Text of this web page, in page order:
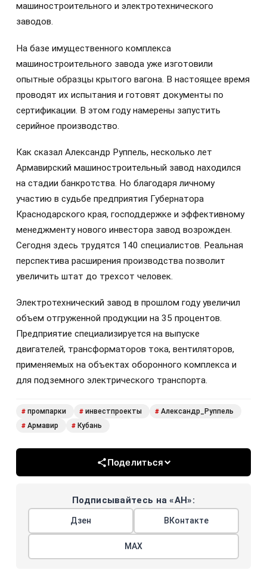
машиностроительного и электротехнического
заводов.
На базе имущественного комплекса
машиностроительного завода уже изготовили
опытные образцы крытого вагона. В настоящее время
проводят их испытания и готовят документы по
сертификации. В этом году намерены запустить
серийное производство.
Как сказал Александр Руппель, несколько лет
Армавирский машиностроительный завод находился
на стадии банкротства. Но благодаря личному
участию в судьбе предприятия Губернатора
Краснодарского края, господдержке и эффективному
менеджменту нового инвестора завод возрожден.
Сегодня здесь трудятся 140 специалистов. Реальная
перспектива расширения производства позволит
увеличить штат до трехсот человек.
Электротехнический завод в прошлом году увеличил
объем отгруженной продукции на 35 процентов.
Предприятие специализируется на выпуске
двигателей, трансформаторов тока, вентиляторов,
применяемых на объектах оборонного комплекса и
для подземного электрического транспорта.
# промпарки # инвестпроекты # Александр_Руппель
# Армавир # Кубань
Поделиться
Подписывайтесь на «АН»:
Дзен ВКонтакте
МАХ